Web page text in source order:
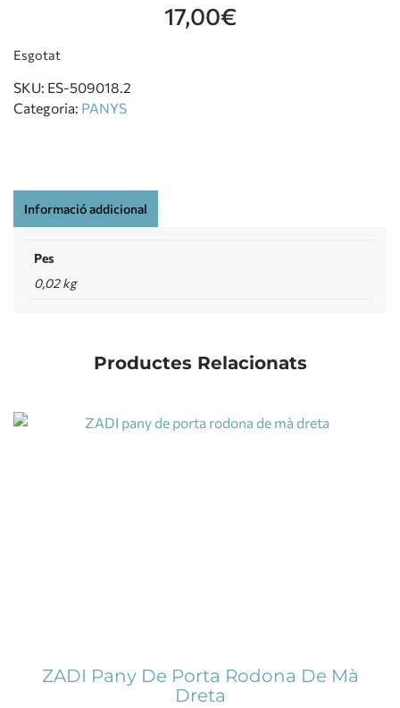
17,00€
Esgotat
SKU: ES-509018.2
Categoria: PANYS
Informació addicional
Pes
0,02 kg
Productes Relacionats
ZADI Pany De Porta Rodona De Mà
Dreta